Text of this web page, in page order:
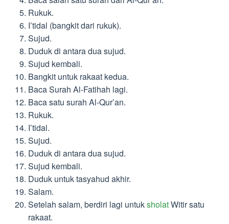
Rukuk.
I’tidal (bangkit dari rukuk).
Sujud.
Duduk di antara dua sujud.
Sujud kembali.
Bangkit untuk rakaat kedua.
Baca Surah Al-Fatihah lagi.
Baca satu surah Al-Qur’an.
Rukuk.
I’tidal.
Sujud.
Duduk di antara dua sujud.
Sujud kembali.
Duduk untuk tasyahud akhir.
Salam.
Setelah salam, berdiri lagi untuksholatWitir satu
rakaat.